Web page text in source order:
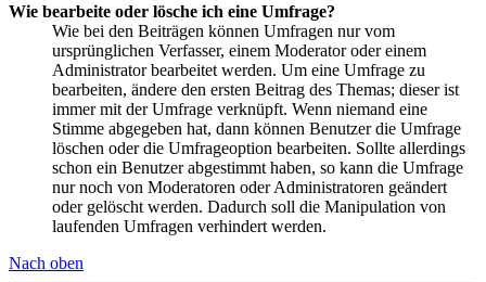
Wie bearbeite oder lösche ich eine Umfrage?
Wie bei den Beiträgen können Umfragen nur vom
ursprünglichen Verfasser, einem Moderator oder einem
Administrator bearbeitet werden. Um eine Umfrage zu
bearbeiten, ändere den ersten Beitrag des Themas; dieser ist
immer mit der Umfrage verknüpft. Wenn niemand eine
Stimme abgegeben hat, dann können Benutzer die Umfrage
löschen oder die Umfrageoption bearbeiten. Sollte allerdings
schon ein Benutzer abgestimmt haben, so kann die Umfrage
nur noch von Moderatoren oder Administratoren geändert
oder gelöscht werden. Dadurch soll die Manipulation von
laufenden Umfragen verhindert werden.
Nach oben